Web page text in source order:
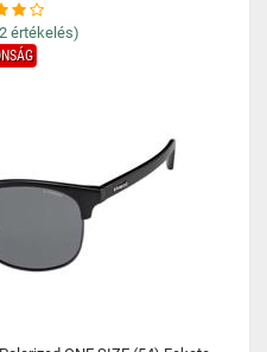
2 értékelés)